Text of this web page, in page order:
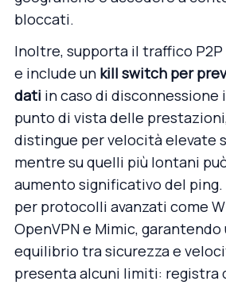
bloccati.
Inoltre, supporta il traffico
e include un kill switch per
dati in caso di disconnessione
punto di vista delle prestazioni,
distingue per velocità elevate
mentre su quelli più lontani
aumento significativo del
per protocolli avanzati come
OpenVPN e Mimic, garantendo
equilibrio tra sicurezza e
presenta alcuni limiti: registra